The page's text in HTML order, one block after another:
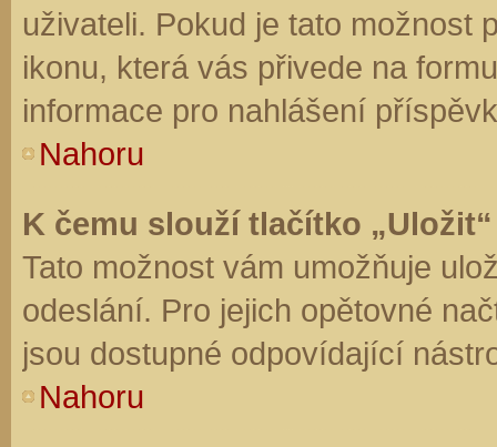
uživateli. Pokud je tato možnost
ikonu, která vás přivede na
informace pro nahlášení
Nahoru
K čemu slouží tlačítko
Tato možnost vám umožňuje
odeslání. Pro jejich opětovné
jsou dostupné odpovídající
Nahoru